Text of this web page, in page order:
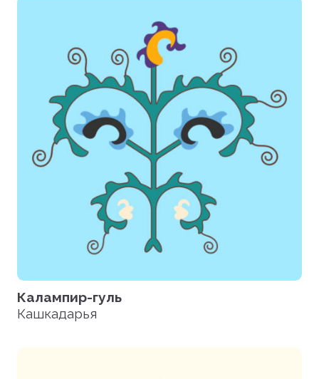
Калампир-гуль
Кашкадарья